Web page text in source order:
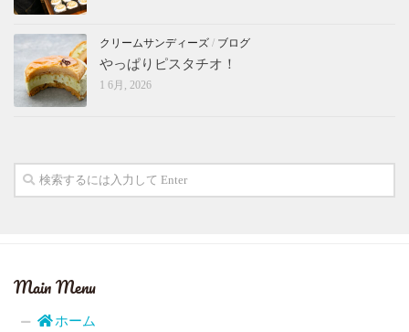
クリームサンディーズ / ブログ
やっぱりピスタチオ！
1 6月, 2026
Main Menu
ホーム